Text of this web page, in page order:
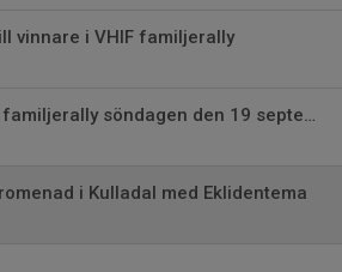
vinnare i VHIF familjerally
Välkomna på familjerally söndagen den 19 september
i Kulladal med Eklidentema